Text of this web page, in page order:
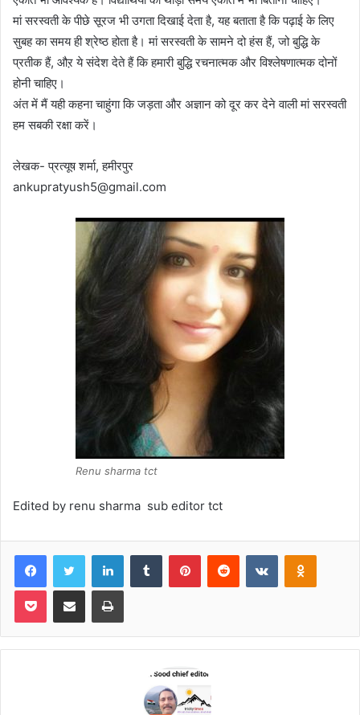
मां सरस्वती के पीछे सूरज भी उगता दिखाई देता है, यह बताता है कि पढ़ाई के लिए
सुबह का समय ही श्रेष्ठ होता है। मां सरस्वती के सामने दो हंस हैं, जो बुद्धि के
प्रतीक हैं, औऱ ये संदेश देते हैं कि हमारी बुद्धि रचनात्मक और विश्लेषणात्मक दोनों
होनी चाहिए।
अंत में मैं यही कहना चाहुंगा कि जड़ता और अज्ञान को दूर कर देने वाली मां सरस्वती
हम सबकी रक्षा करें।
लेखक- प्रत्यूष शर्मा, हमीरपुर
ankupratyush5@gmail.com
Renu sharma tct
Edited by renu sharma sub editor tct
FacebookTwitter LinkedInTumblr PinterestReddit VKontakte
Pocket Share via Email Print